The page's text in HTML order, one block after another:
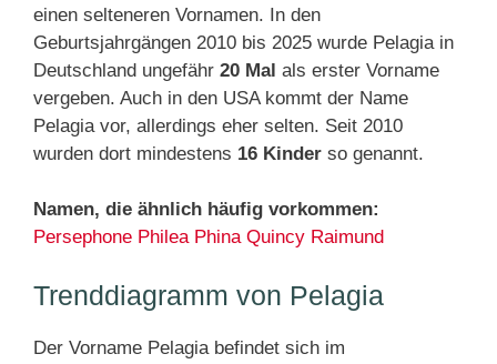
einen selteneren Vornamen. In den
Geburtsjahrgängen 2010 bis 2025 wurde Pelagia in
Deutschland ungefähr 20 Mal als erster Vorname
vergeben. Auch in den USA kommt der Name
Pelagia vor, allerdings eher selten. Seit 2010
wurden dort mindestens 16 Kinder so genannt.
Namen, die ähnlich häufig vorkommen:
Persephone Philea Phina Quincy Raimund
Trenddiagramm von Pelagia
Der Vorname Pelagia befindet sich im